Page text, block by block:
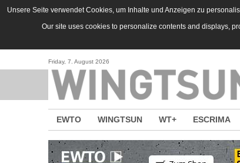
Direkt zum Inhalt
Unsere Seite verwendet Cookies, um Inhalte und Anzeigen zu
Our site uses cookies to personalize contents and displays,
Friday, 7. August 2026
EWTO WINGTSUN WT+ ESCRIMA